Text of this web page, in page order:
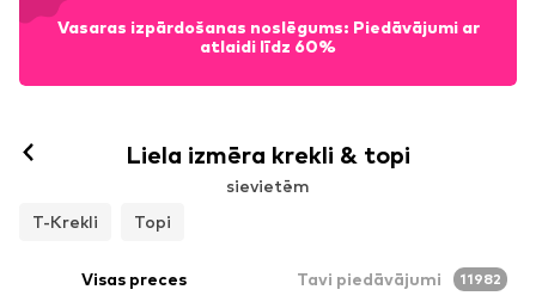
Vasaras izpārdošanas noslēgums: Piedāvājumi ar
atlaidi līdz 60%
Liela izmēra krekli & topi
sievietēm
T-Krekli
Topi
Visas preces Tavi piedāvājumi 11982